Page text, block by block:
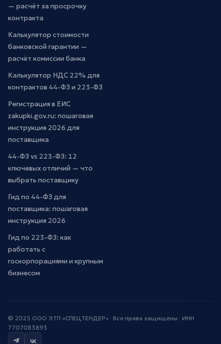
— расчёт за просрочку
контракта
Калькулятор стоимости
банковской гарантии —
расчёт комиссии банка
Калькулятор НДС 22% для
контрактов 44-ФЗ и 223-ФЗ
Регистрация в ЕИС
zakupki.gov.ru: пошаговая
инструкция 2026 для
поставщика
44-ФЗ vs 223-ФЗ: 12
ключевых отличий — что
выбрать поставщику
Гид по 44-ФЗ для
поставщика: пошаговая
инструкция 2026
Гид по 223-ФЗ: как
работать с
госкорпорациями и крупным
бизнесом
© 2025 ООО ЭТП «СПЕЦТЕНДЕР» · Все права защищены · ИНН
7707083893